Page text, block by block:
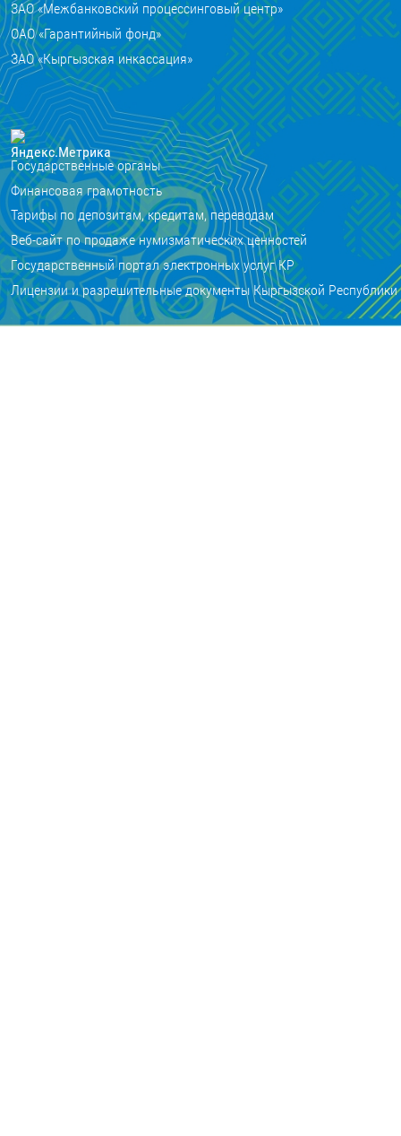
ЗАО «Межбанковский процессинговый центр»
ОАО «Гарантийный фонд»
ЗАО «Кыргызская инкассация»
Государственные органы
Финансовая грамотность
Тарифы по депозитам, кредитам, переводам
Веб-сайт по продаже нумизматических ценностей
Государственный портал электронных услуг КР
Лицензии и разрешительные документы Кыргызской Республики